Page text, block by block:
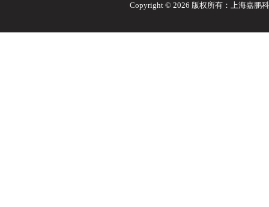
Copyright © 2026 版权所有：上海嘉鹏